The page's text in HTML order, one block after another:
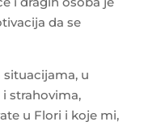
da se
u
strahovima,
u Flori i koje mi,